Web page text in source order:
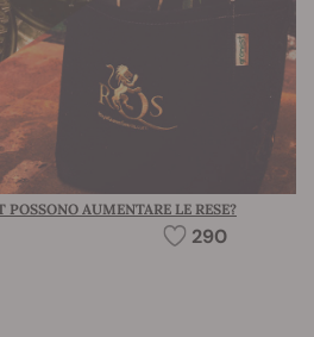
AUMENTARE LE RESE?
290